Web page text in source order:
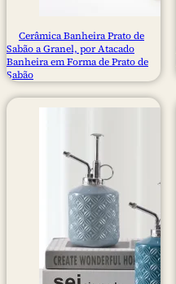
Cerâmica Banheira Prato de
Sabão a Granel, por Atacado
Banheira em Forma de Prato de
Sabão